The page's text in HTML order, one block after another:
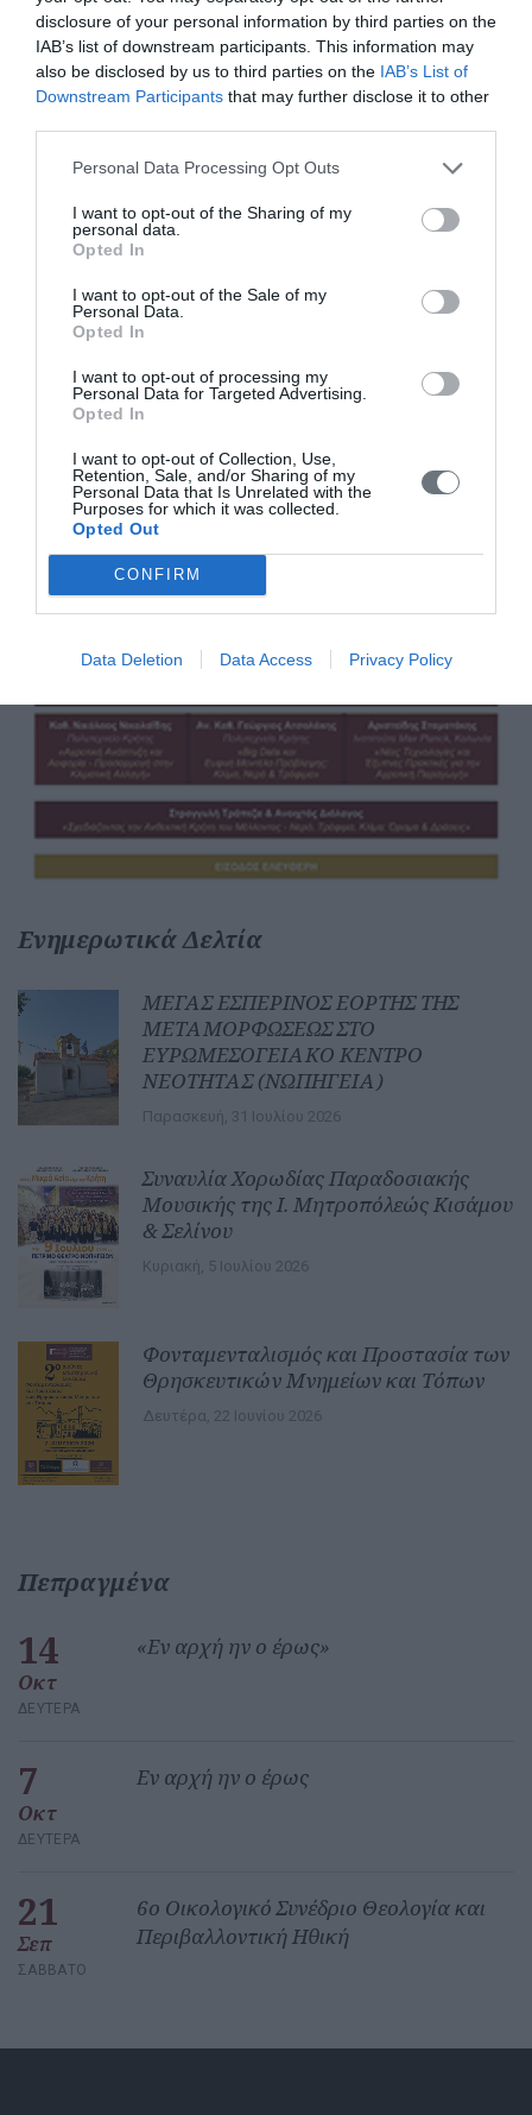
disclosure of your personal information by third parties on the
IAB’s list of downstream participants. This information may
also be disclosed by us to third parties on the IAB’s List of
Downstream Participants that may further disclose it to other
Personal Data Processing Opt Outs
I want to opt-out of the Sharing of my
personal data.
Opted In
I want to opt-out of the Sale of my
Personal Data.
Opted In
I want to opt-out of processing my
Personal Data for Targeted Advertising.
Opted In
I want to opt-out of Collection, Use,
Retention, Sale, and/or Sharing of my
Personal Data that Is Unrelated with the
Purposes for which it was collected.
Opted Out
CONFIRM
Data Deletion Data Access Privacy Policy
Share this:
Φωτογραφίες
Ενημερωτικά Δελτία
ΜΕΓΑΣ ΕΣΠΕΡΙΝΟΣ ΕΟΡΤΗΣ ΤΗΣ
ΜΕΤΑΜΟΡΦΩΣΕΩΣ ΣΤΟ
ΕΥΡΩΜΕΣΟΓΕΙΑΚΟ ΚΕΝΤΡΟ
ΝΕΟΤΗΤΑΣ (ΝΩΠΗΓΕΙΑ)
Παρασκευή, 31 Ιουλίου 2026
Συναυλία Χορωδίας Παραδοσιακής
Μουσικής της Ι. Μητροπόλεώς Κισάμου
& Σελίνου
Κυριακή, 5 Ιουλίου 2026
Φονταμενταλισμός και Προστασία των
Θρησκευτικών Μνημείων και Τόπων
Δευτέρα, 22 Ιουνίου 2026
Πεπραγμένα
14
Οκτ
ΔΕΥΤΈΡΑ
«Εν αρχή ην ο έρως»
7
Οκτ
ΔΕΥΤΈΡΑ
Εν αρχή ην ο έρως
21
Σεπ
ΣΆΒΒΑΤΟ
6ο Οικολογικό Συνέδριο Θεολογία και
Περιβαλλοντική Ηθική